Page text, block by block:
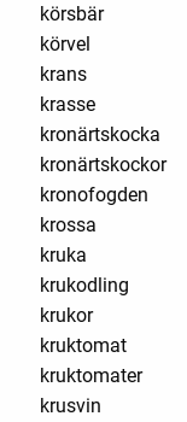
körsbär
körvel
krans
krasse
kronärtskocka
kronärtskockor
kronofogden
krossa
kruka
krukodling
krukor
kruktomat
kruktomater
krusvin